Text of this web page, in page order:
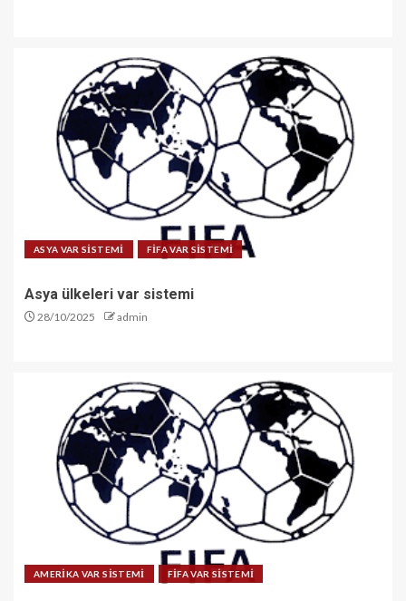
ASYA VAR SİSTEMİ FİFA VAR SİSTEMİ
Asya ülkeleri var sistemi
28/10/2025 admin
AMERİKA VAR SİSTEMİ FİFA VAR SİSTEMİ